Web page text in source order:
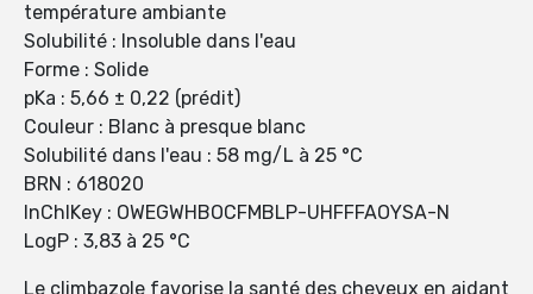
température ambiante
Solubilité : Insoluble dans l'eau
Forme : Solide
pKa : 5,66 ± 0,22 (prédit)
Couleur : Blanc à presque blanc
Solubilité dans l'eau : 58 mg/L à 25 °C
BRN : 618020
InChIKey : OWEGWHBOCFMBLP-UHFFFAOYSA-N
LogP : 3,83 à 25 °C
Le climbazole favorise la santé des cheveux en aidant